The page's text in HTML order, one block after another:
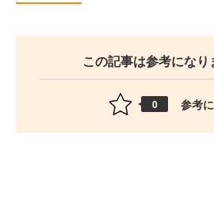
この記事は参考になり
0 参考